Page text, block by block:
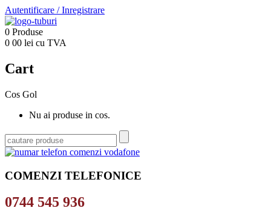
Autentificare /Inregistrare
0 Produse
0 00 lei cu TVA
Cart
Cos Gol
Nu ai produse in cos.
COMENZI TELEFONICE
0744 545 936